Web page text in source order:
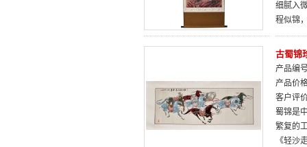
细腻入
程似锦
古蜀锦
产品编
产品价
客户评
蜀锦是
繁复的
《轻沙